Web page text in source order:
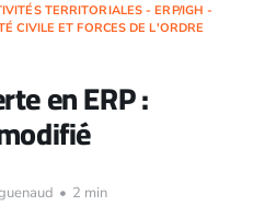
TERRITORIALES - ERP/IGH -
CIVILE ET FORCES DE L'ORDRE
en ERP :
• 2 min